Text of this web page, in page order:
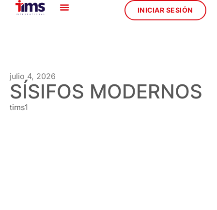
INICIAR SESIÓN
julio 4, 2026
SÍSIFOS MODERNOS
tims1